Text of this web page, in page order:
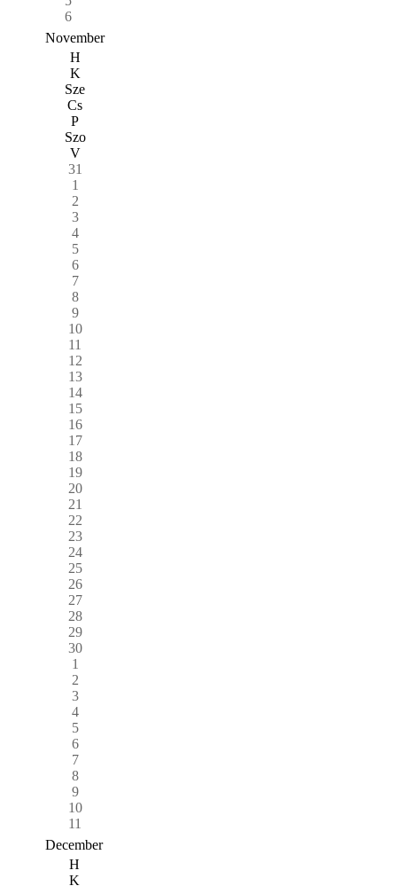
6
November
H
K
Sze
Cs
P
Szo
V
31
1
2
3
4
5
6
7
8
9
10
11
12
13
14
15
16
17
18
19
20
21
22
23
24
25
26
27
28
29
30
1
2
3
4
5
6
7
8
9
10
11
December
H
K